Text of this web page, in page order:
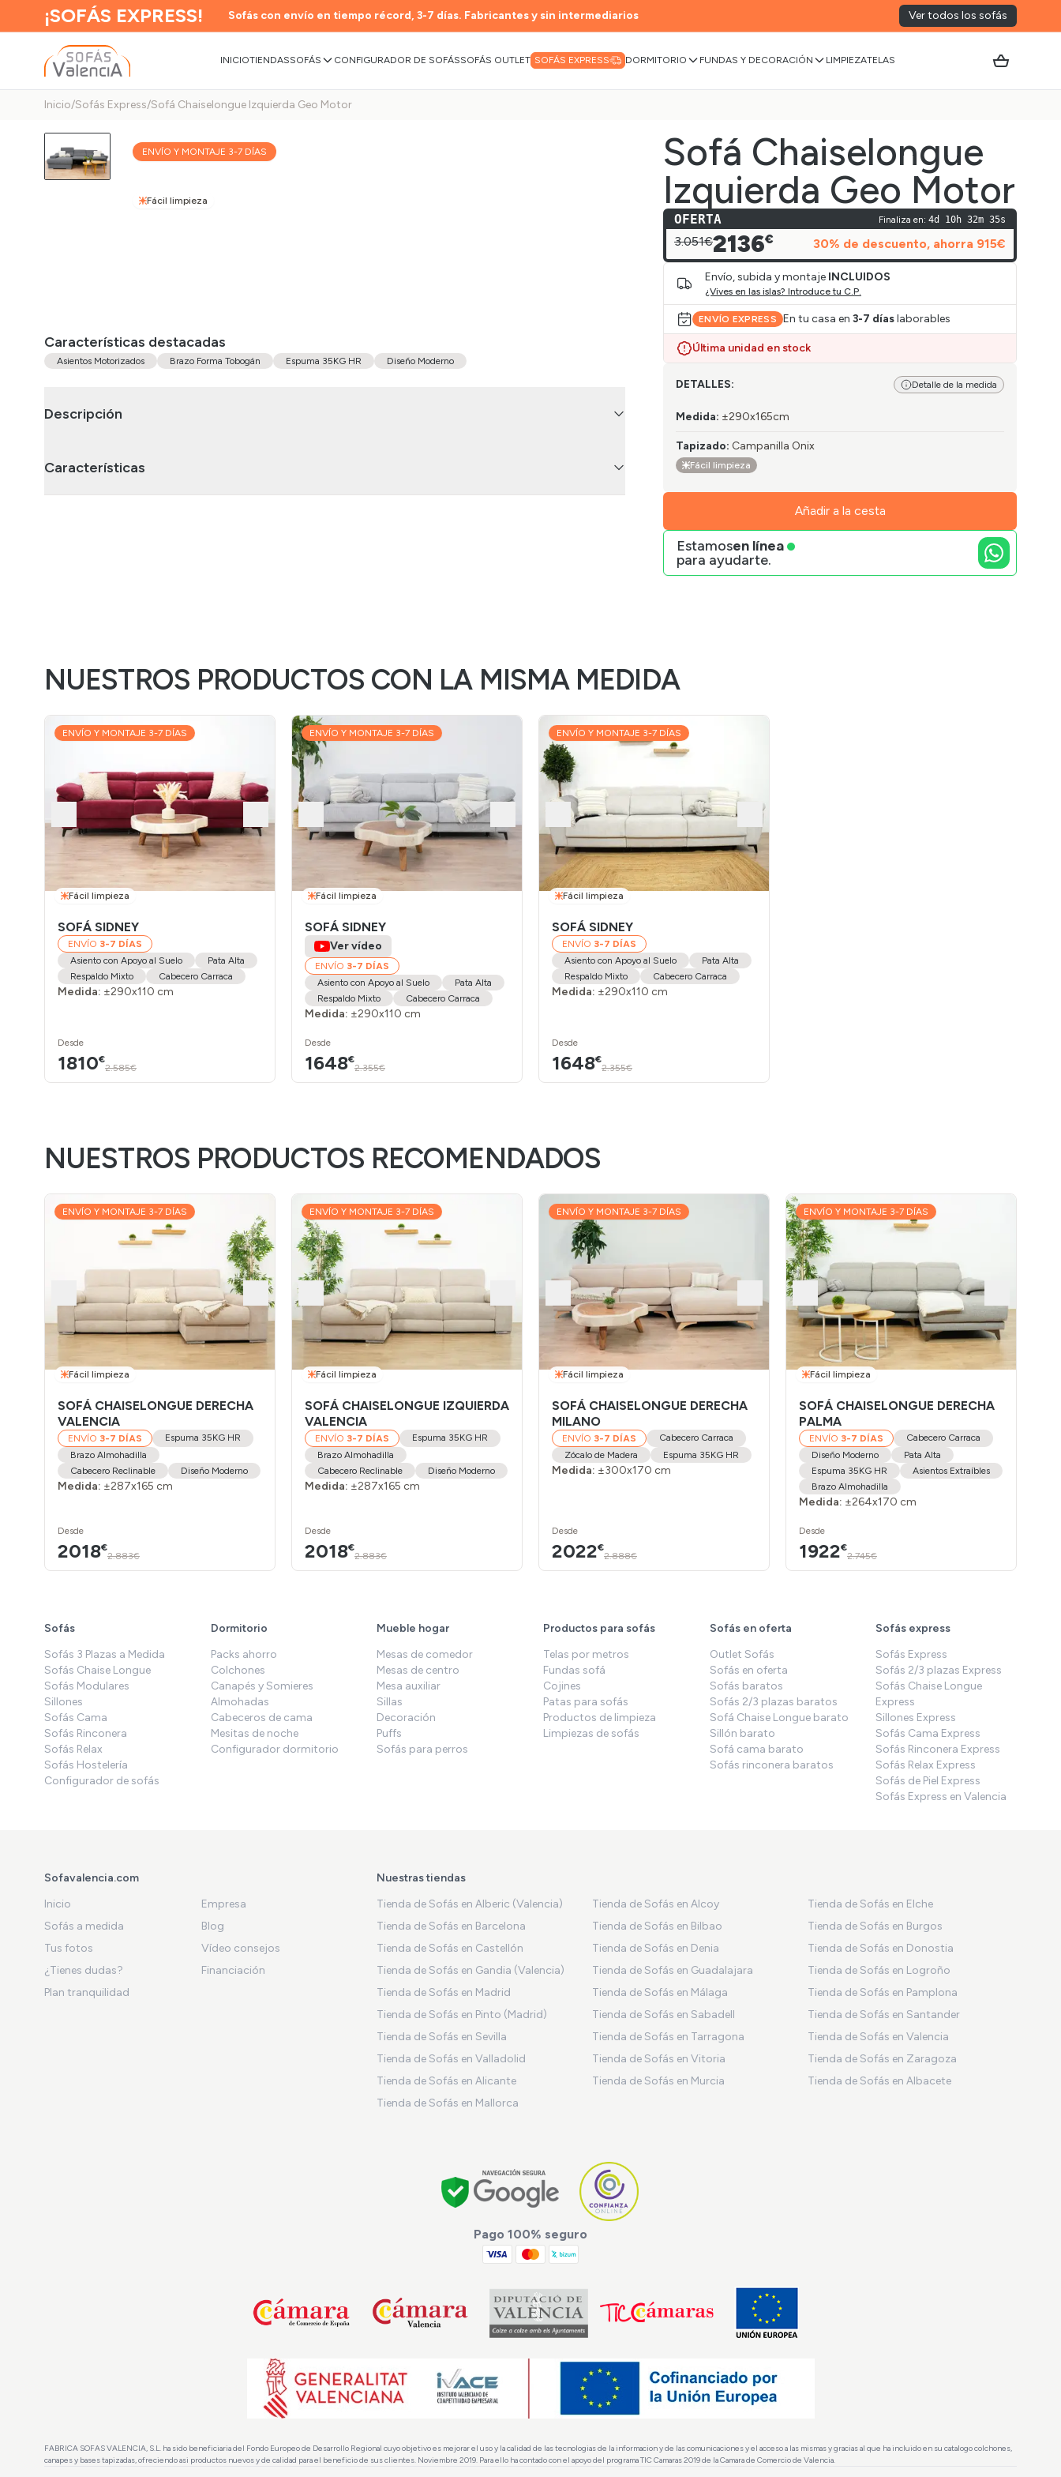
¡SOFÁS EXPRESS! Sofás con envío en tiempo récord, 3-7 días. Fabricantes y sin intermediarios Ver todos los sofás
INICIOTIENDASSOFÁS CONFIGURADOR DE SOFÁSSOFÁS OUTLET SOFÁS EXPRESS DORMITORIO FUNDAS Y DECORACIÓN LIMPIEZATELAS
Inicio/Sofás Express/Sofá Chaiselongue Izquierda Geo Motor
ENVÍO Y MONTAJE 3-7 DÍAS
Fácil limpieza
Sofá Chaiselongue
Izquierda Geo Motor
OFERTA Finaliza en: 4d 10h 32m 35s
3.051€2136€ 30% de descuento, ahorra 915€
Envío, subida y montaje INCLUIDOS
¿Vives en las islas? Introduce tu C.P.
ENVÍO EXPRESS En tu casa en 3-7 díaslaborables
Última unidad en stock
DETALLES: Detalle de la medida
Medida: ±290x165cm
Tapizado: Campanilla Onix
Fácil limpieza
Añadir a la cesta
Estamosen línea
para ayudarte.
Características destacadas
Asientos Motorizados Brazo Forma Tobogán Espuma 35KG HR Diseño Moderno
Descripción
Características
NUESTROS PRODUCTOS CON LA MISMA MEDIDA
ENVÍO Y MONTAJE 3-7 DÍAS
Fácil limpieza
SOFÁ SIDNEY
ENVÍO 3-7 DÍAS
Asiento con Apoyo al Suelo
Pata Alta
Respaldo Mixto
Cabecero Carraca
Medida: ±290x110 cm
Desde
1810€
2.585€
ENVÍO Y MONTAJE 3-7 DÍAS
Fácil limpieza
SOFÁ SIDNEY
Ver vídeo
ENVÍO 3-7 DÍAS
Asiento con Apoyo al Suelo
Pata Alta
Respaldo Mixto
Cabecero Carraca
Medida: ±290x110 cm
Desde
1648€
2.355€
ENVÍO Y MONTAJE 3-7 DÍAS
Fácil limpieza
SOFÁ SIDNEY
ENVÍO 3-7 DÍAS
Asiento con Apoyo al Suelo
Pata Alta
Respaldo Mixto
Cabecero Carraca
Medida: ±290x110 cm
Desde
1648€
2.355€
NUESTROS PRODUCTOS RECOMENDADOS
ENVÍO Y MONTAJE 3-7 DÍAS
Fácil limpieza
SOFÁ CHAISELONGUE DERECHA
VALENCIA
ENVÍO 3-7 DÍAS
Espuma 35KG HR
Brazo Almohadilla
Cabecero Reclinable
Diseño Moderno
Medida: ±287x165 cm
Desde
2018€
2.883€
ENVÍO Y MONTAJE 3-7 DÍAS
Fácil limpieza
SOFÁ CHAISELONGUE IZQUIERDA
VALENCIA
ENVÍO 3-7 DÍAS
Espuma 35KG HR
Brazo Almohadilla
Cabecero Reclinable
Diseño Moderno
Medida: ±287x165 cm
Desde
2018€
2.883€
ENVÍO Y MONTAJE 3-7 DÍAS
Fácil limpieza
SOFÁ CHAISELONGUE DERECHA
MILANO
ENVÍO 3-7 DÍAS
Cabecero Carraca
Zócalo de Madera
Espuma 35KG HR
Medida: ±300x170 cm
Desde
2022€
2.888€
ENVÍO Y MONTAJE 3-7 DÍAS
Fácil limpieza
SOFÁ CHAISELONGUE DERECHA
PALMA
ENVÍO 3-7 DÍAS
Cabecero Carraca
Diseño Moderno
Pata Alta
Espuma 35KG HR
Asientos Extraíbles
Brazo Almohadilla
Medida: ±264x170 cm
Desde
1922€
2.745€
Sofás
Sofás 3 Plazas a Medida
Sofás Chaise Longue
Sofás Modulares
Sillones
Sofás Cama
Sofás Rinconera
Sofás Relax
Sofás Hostelería
Configurador de sofás
Dormitorio
Packs ahorro
Colchones
Canapés y Somieres
Almohadas
Cabeceros de cama
Mesitas de noche
Configurador dormitorio
Mueble hogar
Mesas de comedor
Mesas de centro
Mesa auxiliar
Sillas
Decoración
Puffs
Sofás para perros
Productos para sofás
Telas por metros
Fundas sofá
Cojines
Patas para sofás
Productos de limpieza
Limpiezas de sofás
Sofás en oferta
Outlet Sofás
Sofás en oferta
Sofás baratos
Sofás 2/3 plazas baratos
Sofá Chaise Longue barato
Sillón barato
Sofá cama barato
Sofás rinconera baratos
Sofás express
Sofás Express
Sofás 2/3 plazas Express
Sofás Chaise Longue
Express
Sillones Express
Sofás Cama Express
Sofás Rinconera Express
Sofás Relax Express
Sofás de Piel Express
Sofás Express en Valencia
Sofavalencia.com
Inicio
Empresa
Sofás a medida
Blog
Tus fotos
Vídeo consejos
¿Tienes dudas?
Financiación
Plan tranquilidad
Nuestras tiendas
Tienda de Sofás en Alberic (Valencia)
Tienda de Sofás en Alcoy
Tienda de Sofás en Elche
Tienda de Sofás en Barcelona
Tienda de Sofás en Bilbao
Tienda de Sofás en Burgos
Tienda de Sofás en Castellón
Tienda de Sofás en Denia
Tienda de Sofás en Donostia
Tienda de Sofás en Gandia (Valencia)
Tienda de Sofás en Guadalajara
Tienda de Sofás en Logroño
Tienda de Sofás en Madrid
Tienda de Sofás en Málaga
Tienda de Sofás en Pamplona
Tienda de Sofás en Pinto (Madrid)
Tienda de Sofás en Sabadell
Tienda de Sofás en Santander
Tienda de Sofás en Sevilla
Tienda de Sofás en Tarragona
Tienda de Sofás en Valencia
Tienda de Sofás en Valladolid
Tienda de Sofás en Vitoria
Tienda de Sofás en Zaragoza
Tienda de Sofás en Alicante
Tienda de Sofás en Murcia
Tienda de Sofás en Albacete
Tienda de Sofás en Mallorca
Pago 100% seguro
FABRICA SOFAS VALENCIA, S.L. ha sido beneficiaria del Fondo Europeo de Desarrollo Regional cuyo objetivo es mejorar el uso y la calidad de las tecnologias de la informacion y de las comunicaciones y el acceso a las mismas y gracias al que ha incluido en su catalogo colchones,
canapes y bases tapizadas, ofreciendo asi productos nuevos y de calidad para el beneficio de sus clientes. Noviembre 2019. Para ello ha contado con el apoyo del programa TIC Camaras 2019 de la Camara de Comercio de Valencia.